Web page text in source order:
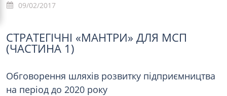
09/02/2017
СТРАТЕГІЧНІ «МАНТРИ» ДЛЯ МСП
(ЧАСТИНА 1)
Обговорення шляхів розвитку підприємництва
на період до 2020 року